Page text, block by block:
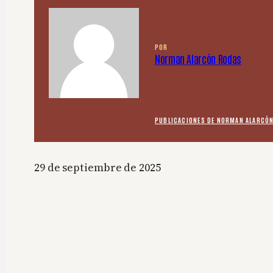
POR
Norman Alarcón Rodas
PUBLICACIONES DE NORMAN
29 de septiembre de 2025